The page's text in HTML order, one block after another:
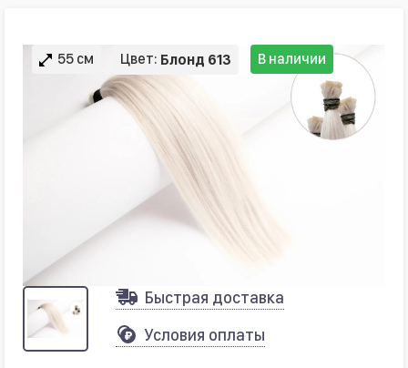
55 см Цвет: Блонд 613 В наличии
Быстрая доставка
Условия оплаты